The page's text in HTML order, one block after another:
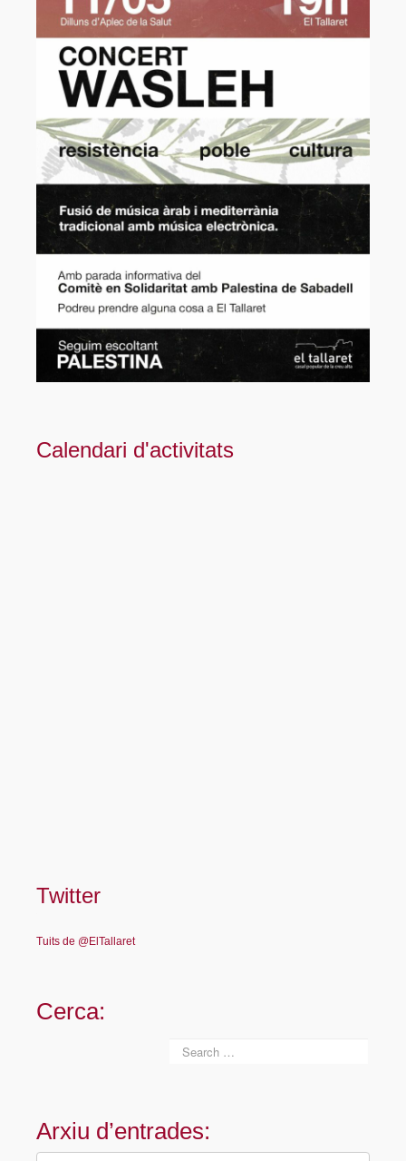
Calendari d'activitats
Twitter
Tuits de @ElTallaret
Cerca:
Arxiu d’entrades: